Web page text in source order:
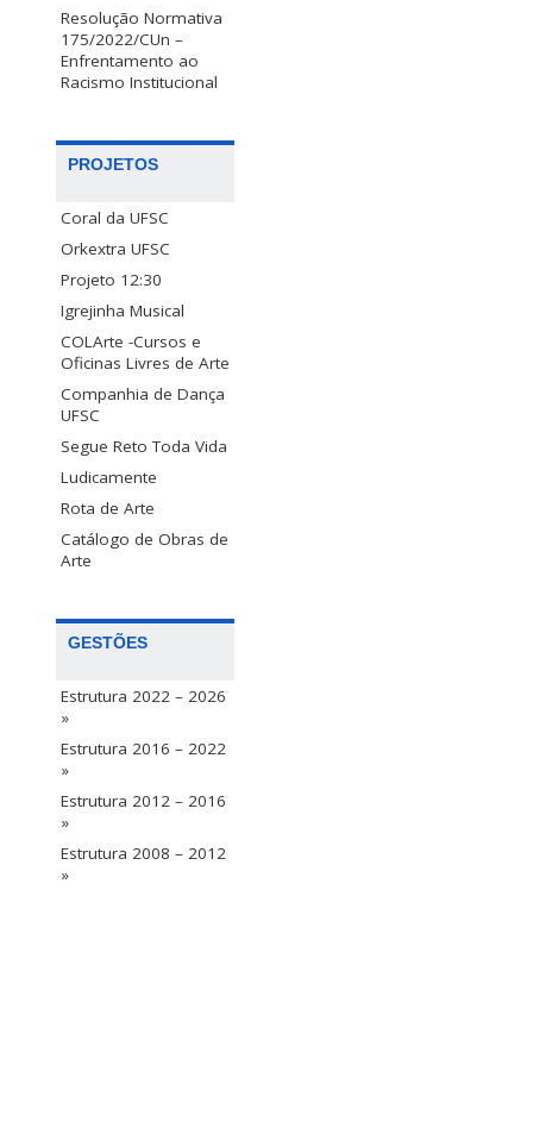
Resolução Normativa
175/2022/CUn –
Enfrentamento ao
Racismo Institucional
PROJETOS
Coral da UFSC
Orkextra UFSC
Projeto 12:30
Igrejinha Musical
COLArte -Cursos e
Oficinas Livres de Arte
Companhia de Dança
UFSC
Segue Reto Toda Vida
Ludicamente
Rota de Arte
Catálogo de Obras de
Arte
GESTÕES
Estrutura 2022 – 2026
»
Estrutura 2016 – 2022
»
Estrutura 2012 – 2016
»
Estrutura 2008 – 2012
»